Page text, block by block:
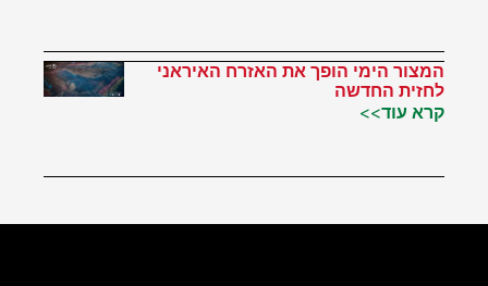
המצור הימי הופך את האזרח האיראני
לחזית החדשה
קרא עוד>>